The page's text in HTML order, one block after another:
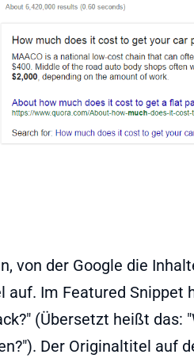
von der Google die
Im Featured Snippet
(Übersetzt heißt das:
Der Originaltitel auf